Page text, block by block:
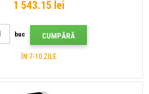
1 543.15 lei
buc CUMPĂRĂ
ÎN 7-10 ZILE